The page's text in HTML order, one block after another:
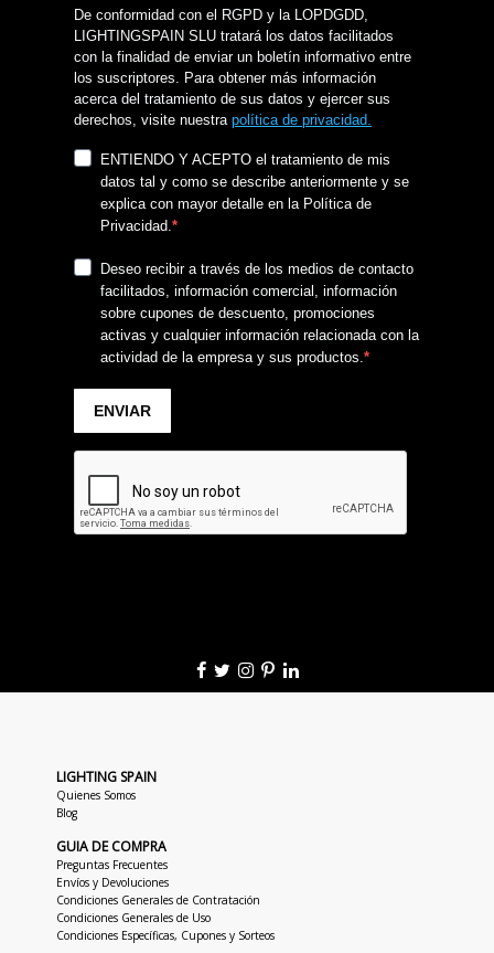
LIGHTING SPAIN
Quienes Somos
Blog
GUIA DE COMPRA
Preguntas Frecuentes
Envíos y Devoluciones
Condiciones Generales de Contratación
Condiciones Generales de Uso
Condiciones Específicas, Cupones y Sorteos